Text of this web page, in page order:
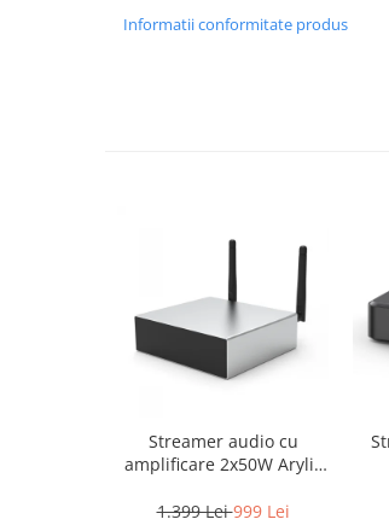
Informatii conformitate produs
Streamer audio cu
amplificare 2x50W Arylic
/Bluetooth, 24bit/192kHz,
1.399 Lei999 Lei